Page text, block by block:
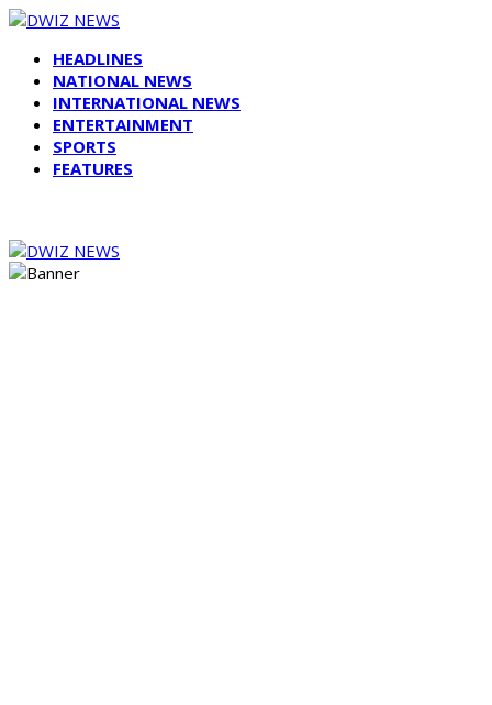
HEADLINES
NATIONAL NEWS
INTERNATIONAL NEWS
ENTERTAINMENT
SPORTS
FEATURES